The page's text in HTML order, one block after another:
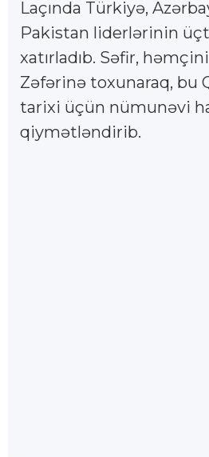
Laçında Türkiyə,
Pakistan liderlərinin
xatırladıb. Səfir,
Zəfərinə toxunaraq, bu
tarixi üçün nümunəvi
qiymətləndirib.